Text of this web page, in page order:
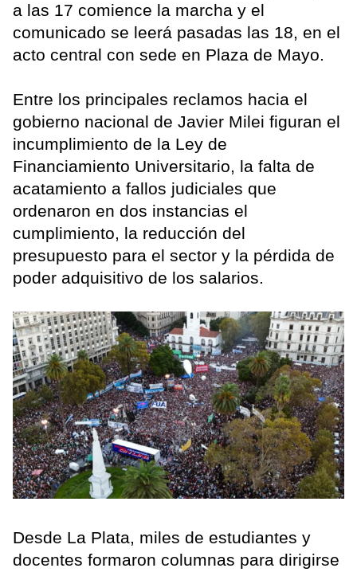
a las 17 comience la marcha y el
comunicado se leerá pasadas las 18, en el
acto central con sede en Plaza de Mayo.
Entre los principales reclamos hacia el
gobierno nacional de Javier Milei figuran el
incumplimiento de la Ley de
Financiamiento Universitario, la falta de
acatamiento a fallos judiciales que
ordenaron en dos instancias el
cumplimiento, la reducción del
presupuesto para el sector y la pérdida de
poder adquisitivo de los salarios.
Desde La Plata, miles de estudiantes y
docentes formaron columnas para dirigirse